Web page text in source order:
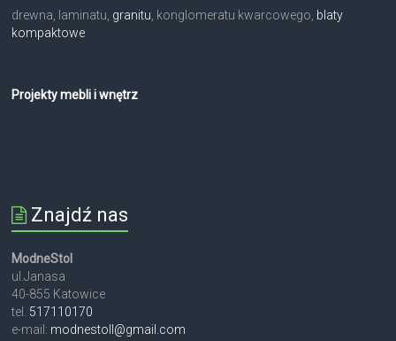
drewna, laminatu, granitu, konglomeratu kwarcowego, blaty
kompaktowe
Projekty mebli i wnętrz
Znajdź nas
ModneStol
ul.Janasa
40-855 Katowice
tel. 517110170
e-mail: modnestoll@gmail.com